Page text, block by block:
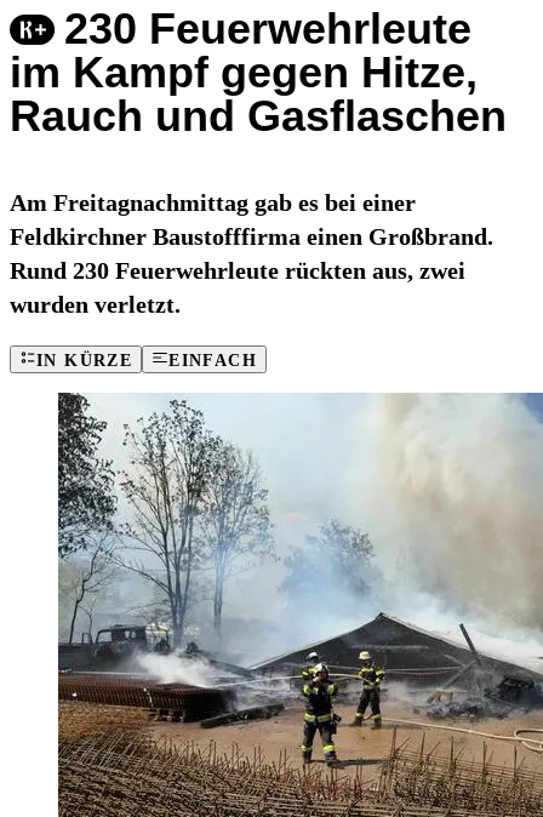
230 Feuerwehrleute
im Kampf gegen Hitze,
Rauch und Gasflaschen
Am Freitagnachmittag gab es bei einer
Feldkirchner Baustofffirma einen Großbrand.
Rund 230 Feuerwehrleute rückten aus, zwei
wurden verletzt.
IN KÜRZE EINFACH